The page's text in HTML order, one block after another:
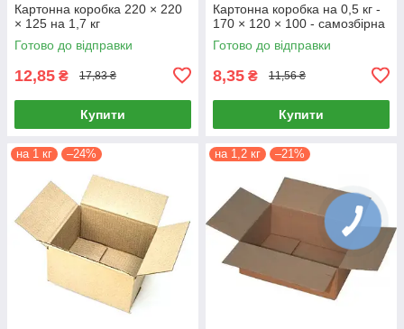
Картонна коробка 220 × 220
× 125 на 1,7 кг
Готово до відправки
12,85 ₴ 17,83 ₴
Купити
Картонна коробка на 0,5 кг -
170 × 120 × 100 - самозбірна
Готово до відправки
8,35 ₴ 11,56 ₴
Купити
на 1 кг –24% на 1,2 кг –21%